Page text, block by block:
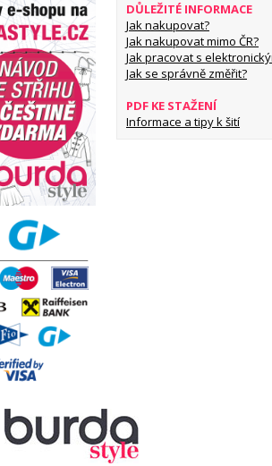
DŮLEŽITÉ INFORMACE
Jak nakupovat?
Jak nakupovat mimo ČR?
Jak pracovat s
Jak se správně změřit?
PDF KE STAŽENÍ
Informace a tipy k šití